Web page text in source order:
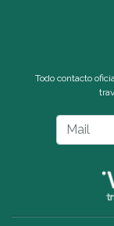
Todo contacto